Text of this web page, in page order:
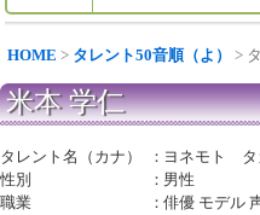
HOME > タレント50音順（よ） >
米本 学仁
タレント名（カナ） ： ヨネモト タ
性別
： 男性
職業
：俳優 モデル